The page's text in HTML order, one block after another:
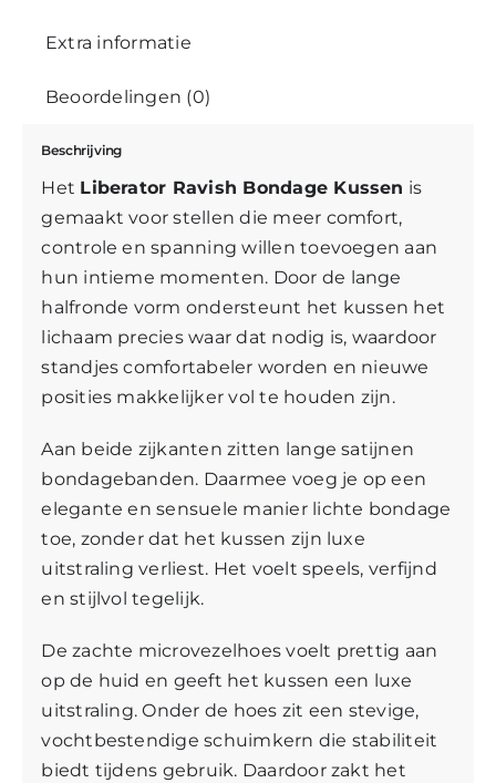
Extra informatie
Beoordelingen (0)
Beschrijving
Het Liberator Ravish Bondage Kussen is
gemaakt voor stellen die meer comfort,
controle en spanning willen toevoegen aan
hun intieme momenten. Door de lange
halfronde vorm ondersteunt het kussen het
lichaam precies waar dat nodig is, waardoor
standjes comfortabeler worden en nieuwe
posities makkelijker vol te houden zijn.
Aan beide zijkanten zitten lange satijnen
bondagebanden. Daarmee voeg je op een
elegante en sensuele manier lichte bondage
toe, zonder dat het kussen zijn luxe
uitstraling verliest. Het voelt speels, verfijnd
en stijlvol tegelijk.
De zachte microvezelhoes voelt prettig aan
op de huid en geeft het kussen een luxe
uitstraling. Onder de hoes zit een stevige,
vochtbestendige schuimkern die stabiliteit
biedt tijdens gebruik. Daardoor zakt het